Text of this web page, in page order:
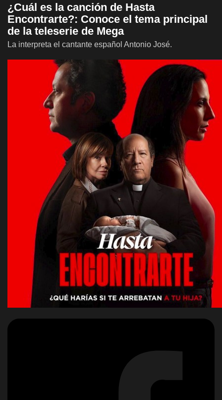
¿Cuál es la canción de Hasta
Encontrarte?: Conoce el tema principal
de la teleserie de Mega
La interpreta el cantante español Antonio José.